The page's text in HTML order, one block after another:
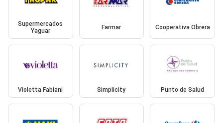
Supermercados
Yaguar
Farmar Cooperativa Obrera
Violetta Fabiani Simplicity Punto de Salud